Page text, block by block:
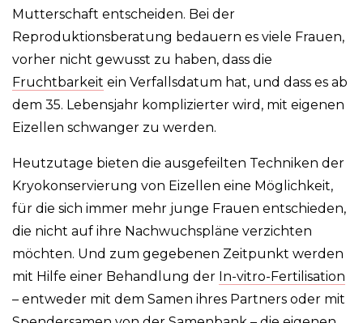
Mutterschaft entscheiden. Bei der
Reproduktionsberatung bedauern es viele Frauen,
vorher nicht gewusst zu haben, dass die
Fruchtbarkeit ein Verfallsdatum hat, und dass es ab
dem 35. Lebensjahr komplizierter wird, mit eigenen
Eizellen schwanger zu werden.
Heutzutage bieten die ausgefeilten Techniken der
Kryokonservierung von Eizellen eine Möglichkeit,
für die sich immer mehr junge Frauen entschieden,
die nicht auf ihre Nachwuchspläne verzichten
möchten. Und zum gegebenen Zeitpunkt werden
mit Hilfe einer Behandlung der In-vitro-Fertilisation
– entweder mit dem Samen ihres Partners oder mit